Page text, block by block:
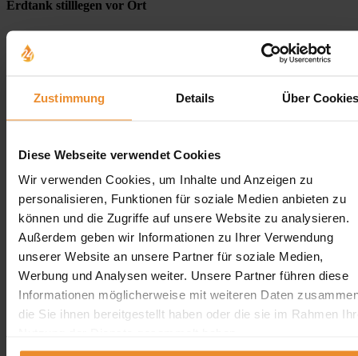
Zustimmung Details Über
Diese Webseite verwendet Cookies
Wir verwenden Cookies, um Inhalte und Anzeigen zu
personalisieren, Funktionen für soziale Medien anbieten zu
können und die Zugriffe auf unsere Website zu analysieren.
Außerdem geben wir Informationen zu Ihrer Verwendung
unserer Website an unsere Partner für soziale Medien,
Werbung und Analysen weiter. Unsere Partner führen diese
Informationen möglicherweise mit weiteren Daten
die Sie ihnen bereitgestellt haben oder die sie im Rahmen
Erdtank stilllegen vor Ort
Erdtank stilllegen NRW
Erdtank stilllegen Hamburg
Erdtank stilllegen Hessen
Erdtank stilllegen Rheinland-Pfalz
Tankreinigung vor Ort
Tankreinigung Deutschland
×
Tankreinigung in der Nähe
Tankreinigung in Berlin
Tankreinigung in Hamburg
Tankreinigung in Bremen